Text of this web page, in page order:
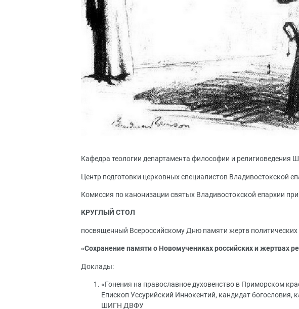
Кафедра теологии департамента философии и
Центр подготовки церковных специалистов Владивостокской
Комиссия по канонизации святых Владивостокской епархии
КРУГЛЫЙ СТОЛ
посвященный Всероссийскому Дню памяти жертв политических
«Сохранение памяти о Новомучениках российских и жертвах
Доклады:
«Гонения на православное духовенство в Приморском
Епископ Уссурийский Иннокентий, кандидат богословия,
ШИГН ДВФУ